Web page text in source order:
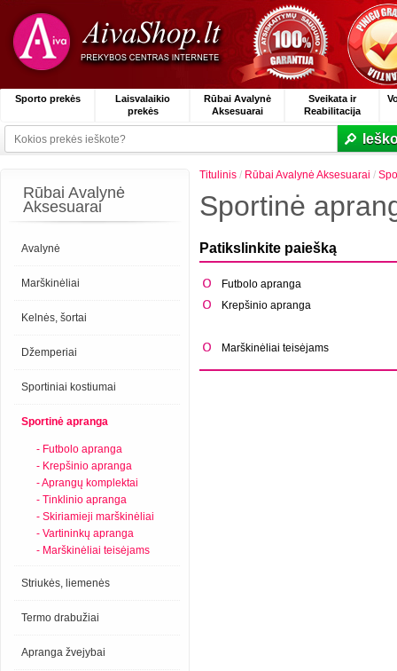
Sporto prekės
Laisvalaikio
prekės
Rūbai Avalynė
Aksesuarai
Sveikata ir
Reabilitacija
Rūbai Avalynė
Aksesuarai
Avalynė
Marškinėliai
Kelnės, šortai
Džemperiai
Sportiniai kostiumai
Sportinė apranga
- Futbolo apranga
- Krepšinio apranga
- Aprangų komplektai
- Tinklinio apranga
- Skiriamieji marškinėliai
- Vartininkų apranga
- Marškinėliai teisėjams
Striukės, liemenės
Termo drabužiai
Apranga žvejybai
Titulinis / Rūbai Avalynė Aksesuarai /
Sportinė
Patikslinkite paiešką
Futbolo apranga
Krepšinio apranga
Marškinėliai teisėjams